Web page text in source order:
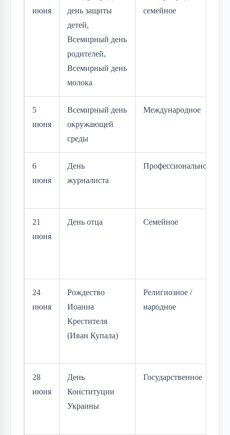
июня
день защиты
детей,
Всемирный день
родителей,
Всемирный день
молока
семейное
5
июня
Всемирный день
окружающей
среды
Международное
6
июня
День
журналиста
Профессиональное
21
июня
День отца Семейное
24
июня
Рождество
Иоанна
Крестителя
(Иван Купала)
Религиозное /
народное
28
июня
День
Конституции
Украины
Государственное